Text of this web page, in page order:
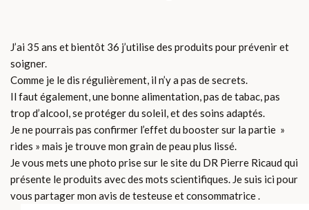
J’ai 35 ans et bientôt 36 j’utilise des produits pour prévenir et
soigner.
Comme je le dis régulièrement, il n’y a pas de secrets.
Il faut également, une bonne alimentation, pas de tabac, pas
trop d’alcool, se protéger du soleil, et des soins adaptés.
Je ne pourrais pas confirmer l’effet du booster sur la partie »
rides » mais je trouve mon grain de peau plus lissé.
Je vous mets une photo prise sur le site du DR Pierre Ricaud qui
présente le produits avec des mots scientifiques. Je suis ici pour
vous partager mon avis de testeuse et consommatrice .